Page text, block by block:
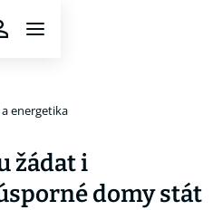
energetika
žádat i
domy stát